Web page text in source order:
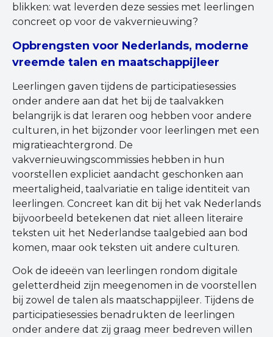
blikken: wat leverden deze sessies met leerlingen
concreet op voor de vakvernieuwing?
Opbrengsten voor Nederlands, moderne
vreemde talen en maatschappijleer
Leerlingen gaven tijdens de participatiesessies
onder andere aan dat het bij de taalvakken
belangrijk is dat leraren oog hebben voor andere
culturen, in het bijzonder voor leerlingen met een
migratieachtergrond. De
vakvernieuwingscommissies hebben in hun
voorstellen expliciet aandacht geschonken aan
meertaligheid, taalvariatie en talige identiteit van
leerlingen. Concreet kan dit bij het vak Nederlands
bijvoorbeeld betekenen dat niet alleen literaire
teksten uit het Nederlandse taalgebied aan bod
komen, maar ook teksten uit andere culturen.
Ook de ideeën van leerlingen rondom digitale
geletterdheid zijn meegenomen in de voorstellen
bij zowel de talen als maatschappijleer. Tijdens de
participatiesessies benadrukten de leerlingen
onder andere dat zij graag meer bedreven willen